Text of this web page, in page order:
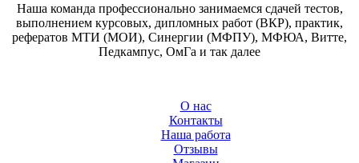
Наша команда профессионально занимаемся сдачей тестов,
выполнением курсовых, дипломных работ (ВКР), практик,
рефератов МТИ (МОИ), Синергии (МФПУ), МФЮА, Витте,
Педкампус, ОмГа и так далее
О нас
Контакты
Наша работа
Отзывы